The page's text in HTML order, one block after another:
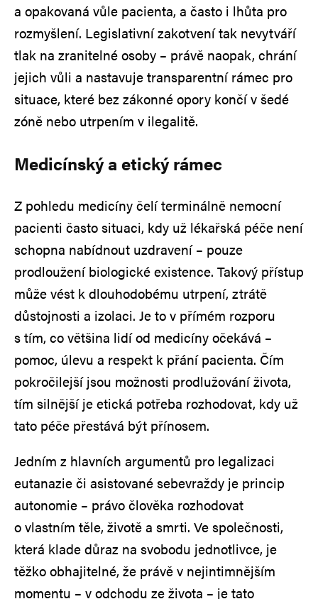
a opakovaná vůle pacienta, a často i lhůta pro
rozmyšlení. Legislativní zakotvení tak nevytváří
tlak na zranitelné osoby – právě naopak, chrání
jejich vůli a nastavuje transparentní rámec pro
situace, které bez zákonné opory končí v šedé
zóně nebo utrpením v ilegalitě.
Medicínský a etický rámec
Z pohledu medicíny čelí terminálně nemocní
pacienti často situaci, kdy už lékařská péče není
schopna nabídnout uzdravení – pouze
prodloužení biologické existence. Takový přístup
může vést k dlouhodobému utrpení, ztrátě
důstojnosti a izolaci. Je to v přímém rozporu
s tím, co většina lidí od medicíny očekává –
pomoc, úlevu a respekt k přání pacienta. Čím
pokročilejší jsou možnosti prodlužování života,
tím silnější je etická potřeba rozhodovat, kdy už
tato péče přestává být přínosem.
Jedním z hlavních argumentů pro legalizaci
eutanazie či asistované sebevraždy je princip
autonomie – právo člověka rozhodovat
o vlastním těle, životě a smrti. Ve společnosti,
která klade důraz na svobodu jednotlivce, je
těžko obhajitelné, že právě v nejintimnějším
momentu – v odchodu ze života – je tato